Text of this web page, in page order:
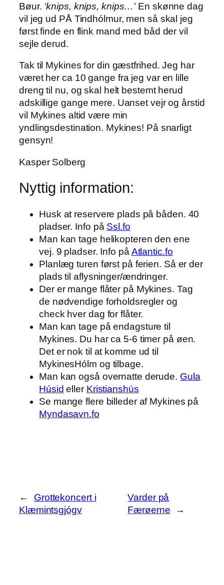
Bøur. ‘knips, knips, knips…’En skønne dag
vil jeg ud PÅ Tindhólmur, men så skal jeg
først finde en flink mand med båd der vil
sejle derud.
Tak til Mykines for din gæstfrihed. Jeg har
været her ca 10 gange fra jeg var en lille
dreng til nu, og skal helt bestemt herud
adskillige gange mere. Uanset vejr og årstid
vil Mykines altid være min
yndlingsdestination. Mykines! På snarligt
gensyn!
Kasper Solberg
Nyttig information:
Husk at reservere plads på båden. 40
pladser. Info på Ssl.fo
Man kan tage helikopteren den ene
vej. 9 pladser. Info på Atlantic.fo
Planlæg turen først på ferien. Så er der
plads til aflysninger/ændringer.
Der er mange flåter på Mykines. Tag
de nødvendige forholdsregler og
check hver dag for flåter.
Man kan tage på endagsture til
Mykines. Du har ca 5-6 timer på øen.
Det er nok til at komme ud til
MykinesHólm og tilbage.
Man kan også overnatte derude. Gula
Húsid eller Kristianshús
Se mange flere billeder af Mykines på
Myndasavn.fo
←
Grottekoncert i
Klæmintsgjógv
Varder på
Færøerne
→